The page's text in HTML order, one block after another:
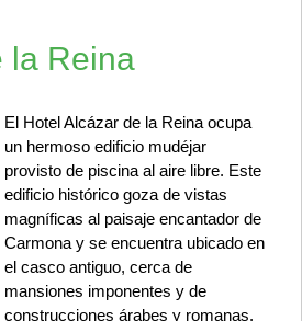
la Reina
El Hotel Alcázar de la Reina ocupa
un hermoso edificio mudéjar
provisto de piscina al aire libre. Este
edificio histórico goza de vistas
magníficas al paisaje encantador de
Carmona y se encuentra ubicado en
el casco antiguo, cerca de
mansiones imponentes y de
construcciones árabes y romanas.